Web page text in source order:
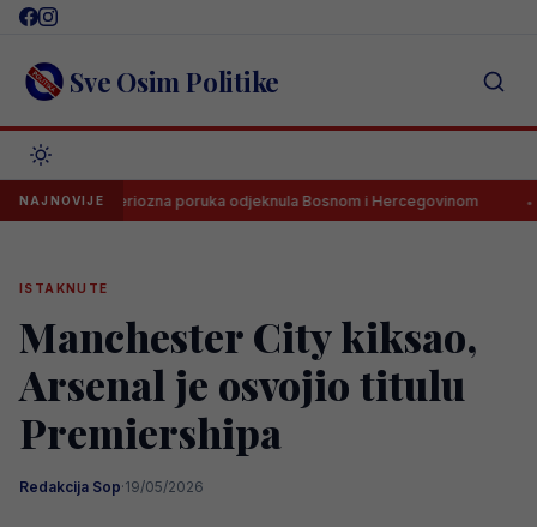
Skip
content Sve Osim Politike
NAJNOVIJE
misteriozna poruka odjeknula Bosnom i Hercegovinom
ISTAKNUTE
Manchester City kiksao,
Arsenal je osvojio titulu
Premiershipa
Redakcija Sop·19/05/2026